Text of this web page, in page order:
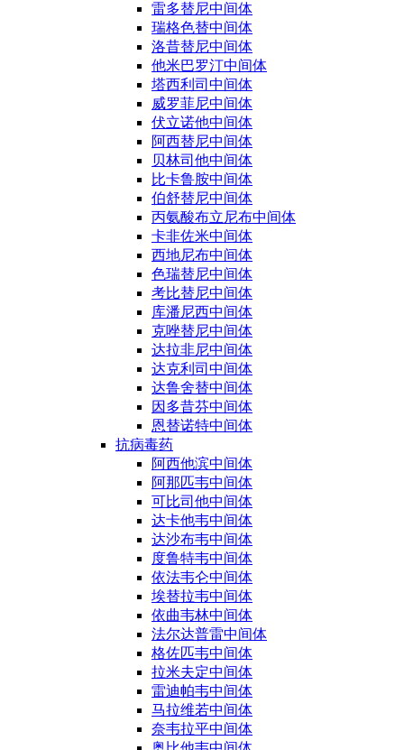
雷多替尼中间体
瑞格色替中间体
洛昔替尼中间体
他米巴罗汀中间体
塔西利司中间体
威罗菲尼中间体
伏立诺他中间体
阿西替尼中间体
贝林司他中间体
比卡鲁胺中间体
伯舒替尼中间体
丙氨酸布立尼布中间体
卡非佐米中间体
西地尼布中间体
色瑞替尼中间体
考比替尼中间体
库潘尼西中间体
克唑替尼中间体
达拉非尼中间体
达克利司中间体
达鲁舍替中间体
因多昔芬中间体
恩替诺特中间体
抗病毒药
阿西他滨中间体
阿那匹韦中间体
可比司他中间体
达卡他韦中间体
达沙布韦中间体
度鲁特韦中间体
依法韦仑中间体
埃替拉韦中间体
依曲韦林中间体
法尔达普雷中间体
格佐匹韦中间体
拉米夫定中间体
雷迪帕韦中间体
马拉维若中间体
奈韦拉平中间体